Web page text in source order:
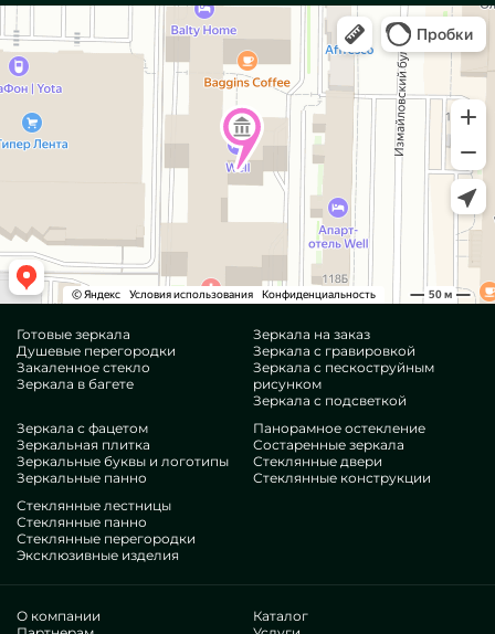
Готовые зеркала
Душевые перегородки
Закаленное стекло
Зеркала в багете
Зеркала на заказ
Зеркала с гравировкой
Зеркала с пескоструйным
рисунком
Зеркала с подсветкой
Зеркала с фацетом
Зеркальная плитка
Зеркальные буквы и логотипы
Зеркальные панно
Панорамное остекление
Состаренные зеркала
Стеклянные двери
Стеклянные конструкции
Стеклянные лестницы
Стеклянные панно
Стеклянные перегородки
Эксклюзивные изделия
О компании
Каталог